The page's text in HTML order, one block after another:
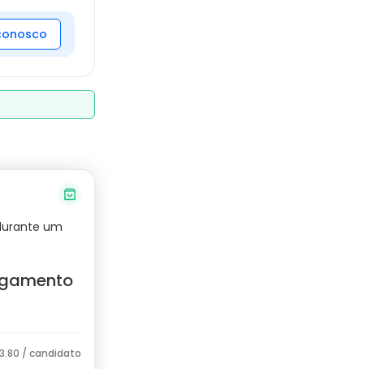
um
/ candidato